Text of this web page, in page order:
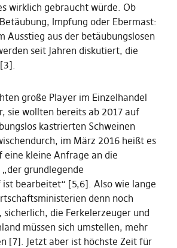
wirklich gebraucht würde. Ob
Impfung oder Ebermast:
Ausstieg aus der betäubungslosen
seit Jahren diskutiert, die
große Player im Einzelhandel
sie wollten bereits ab 2017 auf
kastrierten Schweinen
im März 2016 heißt es
kleine Anfrage an die
grundlegende
ist bearbeitet“ [5,6]. Also wie lange
denn noch
sicherlich, die Ferkelerzeuger und
müssen sich umstellen, mehr
[7]. Jetzt aber ist höchste Zeit für